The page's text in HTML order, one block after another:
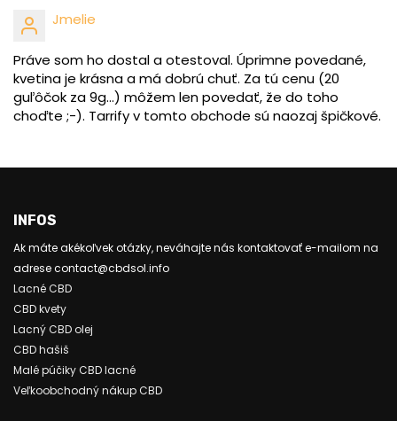
Jmelie
Práve som ho dostal a otestoval. Úprimne povedané,
kvetina je krásna a má dobrú chuť. Za tú cenu (20
guľôčok za 9g...) môžem len povedať, že do toho
choďte ;-). Tarrify v tomto obchode sú naozaj špičkové.
INFOS
Ak máte akékoľvek otázky, neváhajte nás kontaktovať e-mailom na
adrese contact@cbdsol.info
Lacné CBD
CBD kvety
Lacný CBD olej
CBD hašiš
Malé púčiky CBD lacné
Veľkoobchodný nákup CBD